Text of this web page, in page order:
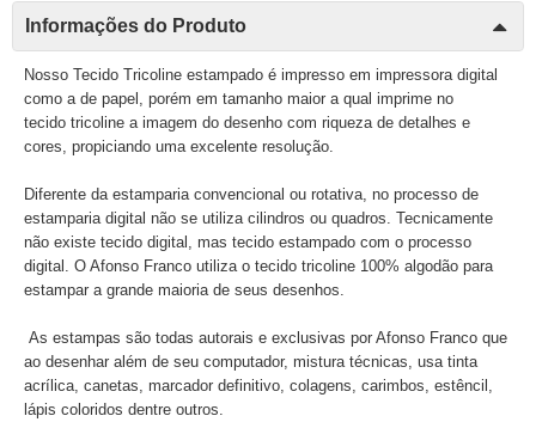
Informações do Produto
Nosso Tecido Tricoline estampado é impresso em impressora digital
como a de papel, porém em tamanho maior a qual imprime no
tecido tricoline a imagem do desenho com riqueza de detalhes e
cores, propiciando uma excelente resolução.
Diferente da estamparia convencional ou rotativa, no processo de
estamparia digital não se utiliza cilindros ou quadros. Tecnicamente
não existe tecido digital, mas tecido estampado com o processo
digital. O Afonso Franco utiliza o tecido tricoline 100% algodão para
estampar a grande maioria de seus desenhos.
As estampas são todas autorais e exclusivas por Afonso Franco que
ao desenhar além de seu computador, mistura técnicas, usa tinta
acrílica, canetas, marcador definitivo, colagens, carimbos, estêncil,
lápis coloridos dentre outros.